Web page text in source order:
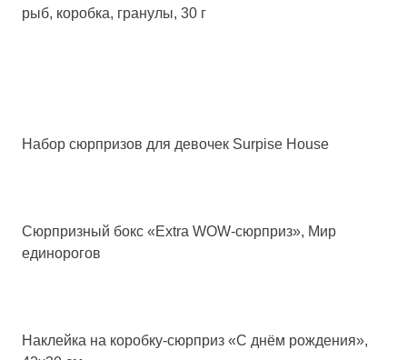
рыб, коробка, гранулы, 30 г
Набор сюрпризов для девочек Surpise House
Сюрпризный бокс «Extra WOW-сюрприз», Мир
единорогов
Наклейка на коробку-сюрприз «С днём рождения»,